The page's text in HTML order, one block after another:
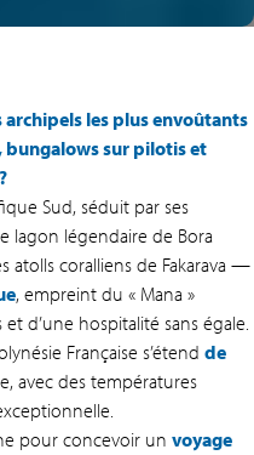
archipels les plus envoûtants
sur pilotis et
Sud, séduit par ses
lagon légendaire de Bora
atolls coralliens de Fakarava —
, empreint du « Mana »
d’une hospitalité sans égale.
Française s’étend de
avec des températures
pour concevoir un voyage